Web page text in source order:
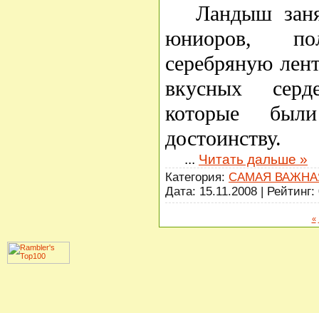
Ландыш
юниоров,
серебряную
вкусных
которые
достоинству.
... Читать дальше »
Категория: САМАЯ
Дата: 15.11.2008 |
«